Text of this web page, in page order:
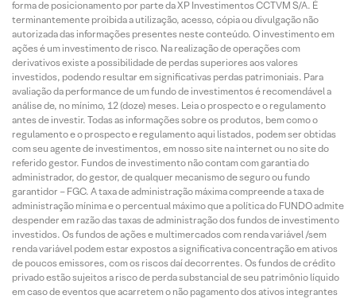
forma de posicionamento por parte da XP Investimentos CCTVM S/A. É
terminantemente proibida a utilização, acesso, cópia ou divulgação não
autorizada das informações presentes neste conteúdo. O investimento em
ações é um investimento de risco. Na realização de operações com
derivativos existe a possibilidade de perdas superiores aos valores
investidos, podendo resultar em significativas perdas patrimoniais. Para
avaliação da performance de um fundo de investimentos é recomendável a
análise de, no mínimo, 12 (doze) meses. Leia o prospecto e o regulamento
antes de investir. Todas as informações sobre os produtos, bem como o
regulamento e o prospecto e regulamento aqui listados, podem ser obtidas
com seu agente de investimentos, em nosso site na internet ou no site do
referido gestor. Fundos de investimento não contam com garantia do
administrador, do gestor, de qualquer mecanismo de seguro ou fundo
garantidor – FGC. A taxa de administração máxima compreende a taxa de
administração mínima e o percentual máximo que a política do FUNDO admite
despender em razão das taxas de administração dos fundos de investimento
investidos. Os fundos de ações e multimercados com renda variável /sem
renda variável podem estar expostos a significativa concentração em ativos
de poucos emissores, com os riscos daí decorrentes. Os fundos de crédito
privado estão sujeitos a risco de perda substancial de seu patrimônio líquido
em caso de eventos que acarretem o não pagamento dos ativos integrantes